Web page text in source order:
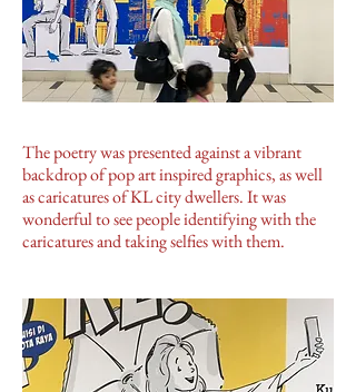
The poetry was presented against a vibrant
backdrop of pop art inspired graphics, as well
as caricatures of KL city dwellers. It was
wonderful to see people identifying with the
caricatures and taking selfies with them.